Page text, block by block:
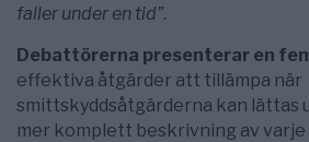
faller under en tid”.
Debattörerna presenterar en
effektiva åtgärder att tillämpa när
smittskyddsåtgärderna kan lättas
mer komplett beskrivning av varje